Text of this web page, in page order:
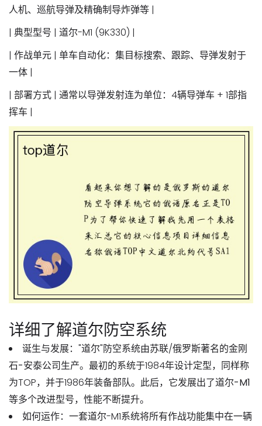
人机、巡航导弹及精确制导炸弹等 |
| 典型型号 | 道尔-M1 (9K330) |
| 作战单元 | 单车自动化：集目标搜索、跟踪、导弹发射于
一体 |
| 部署方式 | 通常以导弹发射连为单位：4辆导弹车 + 1部指
挥车 |
详细了解道尔防空系统
诞生与发展："道尔"防空系统由苏联/俄罗斯著名的金刚
石-安泰公司生产。最初的系统于1984年设计定型，同样称
为TOP，并于1986年装备部队。此后，它发展出了道尔-M1
等多个改进型号，性能不断提升。
如何运作：一套道尔-M1系统将所有作战功能集中在一辆